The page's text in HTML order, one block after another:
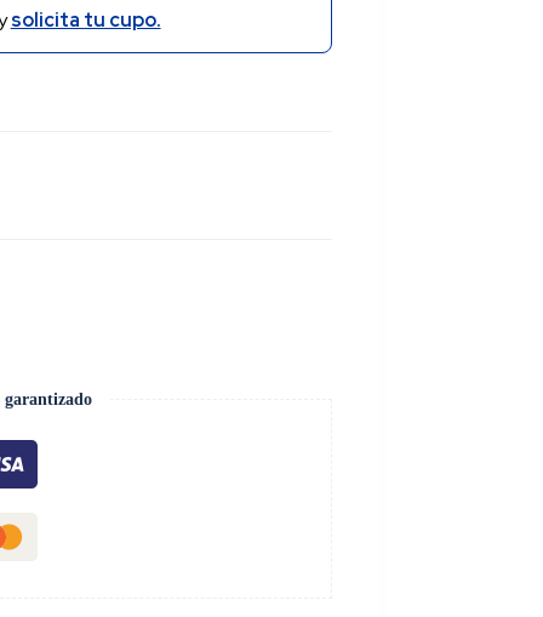
solicita tu cupo.
garantizado